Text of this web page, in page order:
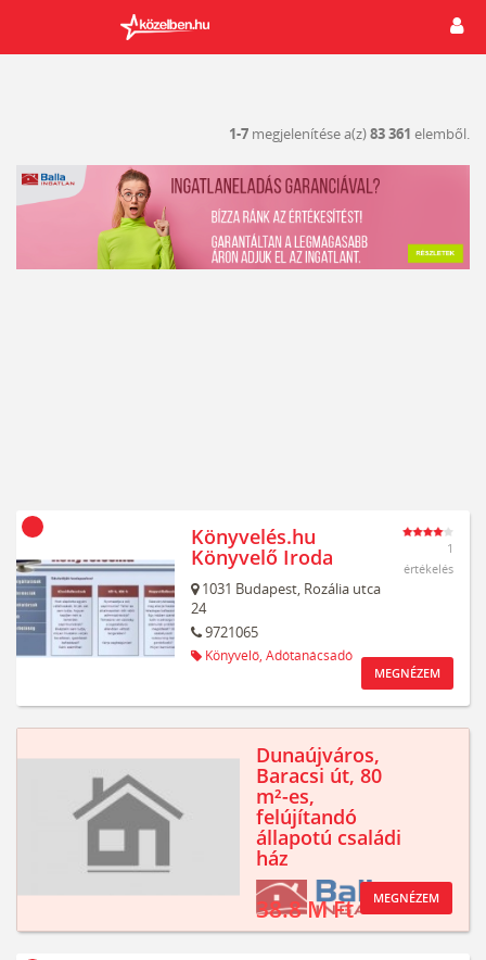
1-7 megjelenítése a(z)83 361 elemből.
Könyvelés.hu
Könyvelő Iroda
1031 Budapest, Rozália utca
24
9721065
Könyvelő, Adótanácsadó
1
értékelés
MEGNÉZEM
Dunaújváros,
Baracsi út, 80
m²-es,
felújítandó
állapotú családi
ház
38.8 M Ft MEGNÉZEM